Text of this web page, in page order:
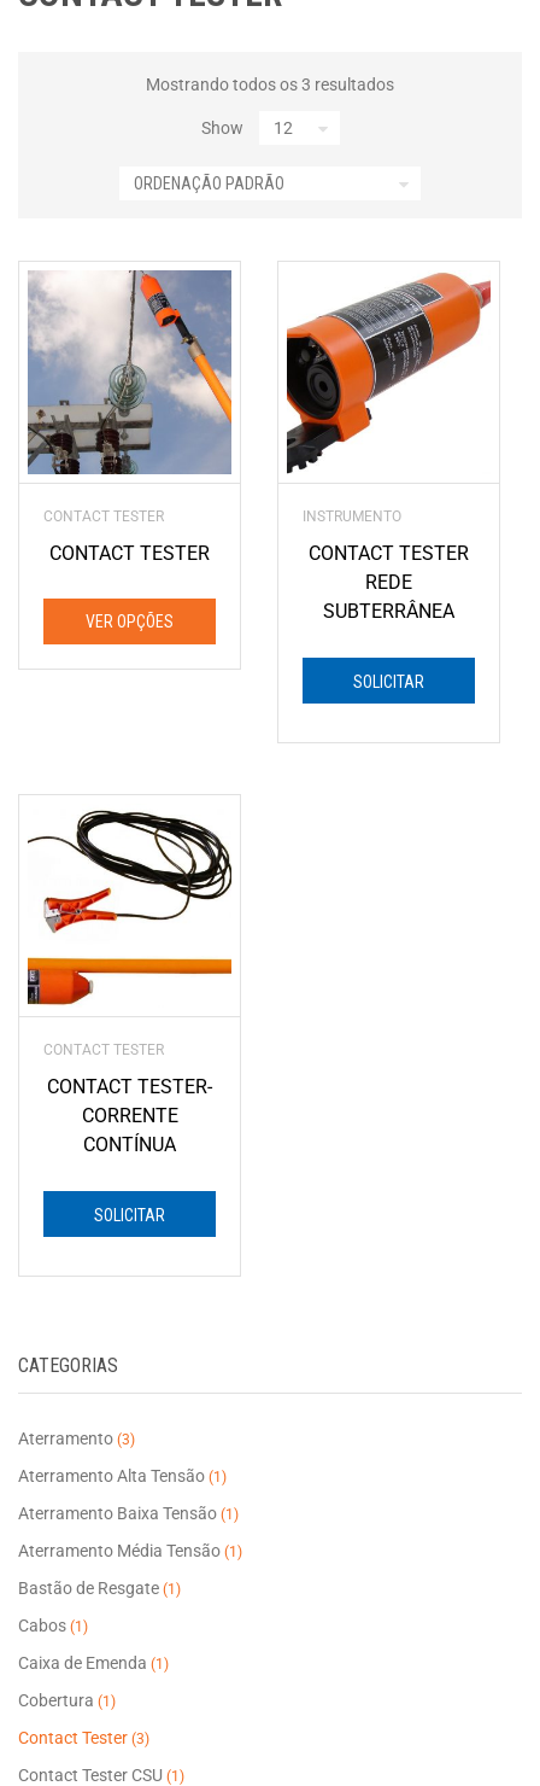
Mostrando todos os 3 resultados
Show
CONTACT TESTER
CONTACT TESTER
VER OPÇÕES
variantes.
opções
ser
na
página
produto
INSTRUMENTO
CONTACT TESTER
REDE
SUBTERRÂNEA
SOLICITAR
CONTACT TESTER
CONTACT TESTER-
CORRENTE
CONTÍNUA
SOLICITAR
CATEGORIAS
Aterramento (3)
Aterramento Alta Tensão (1)
Aterramento Baixa Tensão (1)
Aterramento Média Tensão (1)
Bastão de Resgate (1)
Cabos (1)
Caixa de Emenda (1)
Cobertura (1)
Contact Tester (3)
Contact Tester CSU (1)